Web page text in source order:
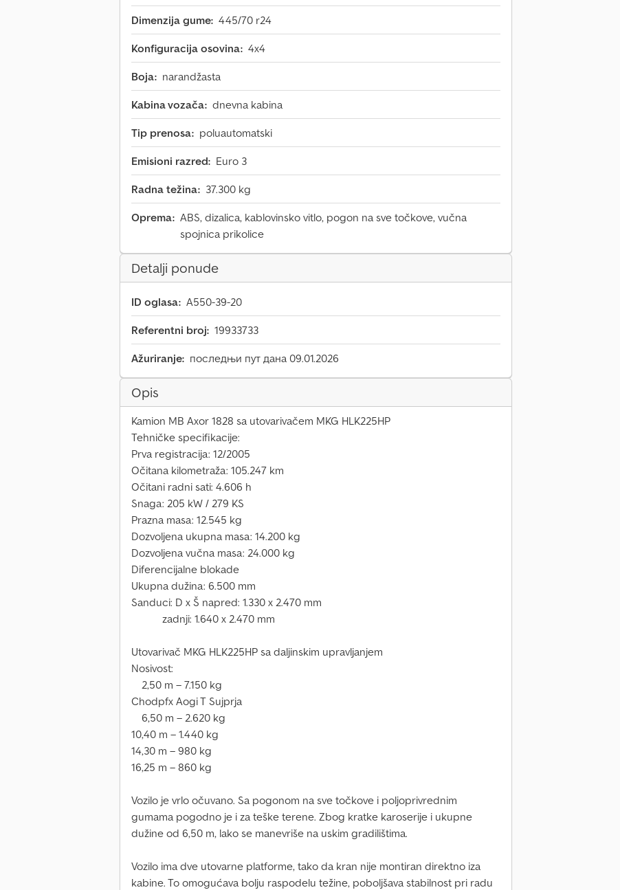
Dimenzija gume: 445/70 r24
Konfiguracija osovina: 4x4
Boja: narandžasta
Kabina vozača: dnevna kabina
Tip prenosa: poluautomatski
Emisioni razred: Euro 3
Radna težina: 37.300 kg
Oprema: ABS, dizalica, kablovinsko vitlo, pogon na sve točkove, vučna
spojnica prikolice
Detalji ponude
ID oglasa: A550-39-20
Referentni broj: 19933733
Ažuriranje: последњи пут дана 09.01.2026
Opis
Kamion MB Axor 1828 sa utovarivačem MKG HLK225HP
Tehničke specifikacije:
Prva registracija: 12/2005
Očitana kilometraža: 105.247 km
Očitani radni sati: 4.606 h
Snaga: 205 kW / 279 KS
Prazna masa: 12.545 kg
Dozvoljena ukupna masa: 14.200 kg
Dozvoljena vučna masa: 24.000 kg
Diferencijalne blokade
Ukupna dužina: 6.500 mm
Sanduci: D x Š napred: 1.330 x 2.470 mm
zadnji: 1.640 x 2.470 mm
Utovarivač MKG HLK225HP sa daljinskim upravljanjem
Nosivost:
2,50 m – 7.150 kg
Chodpfx Aogi T Sujprja
6,50 m – 2.620 kg
10,40 m – 1.440 kg
14,30 m – 980 kg
16,25 m – 860 kg
Vozilo je vrlo očuvano. Sa pogonom na sve točkove i poljoprivrednim
gumama pogodno je i za teške terene. Zbog kratke karoserije i ukupne
dužine od 6,50 m, lako se manevriše na uskim gradilištima.
Vozilo ima dve utovarne platforme, tako da kran nije montiran direktno iza
kabine. To omogućava bolju raspodelu težine, poboljšava stabilnost pri radu